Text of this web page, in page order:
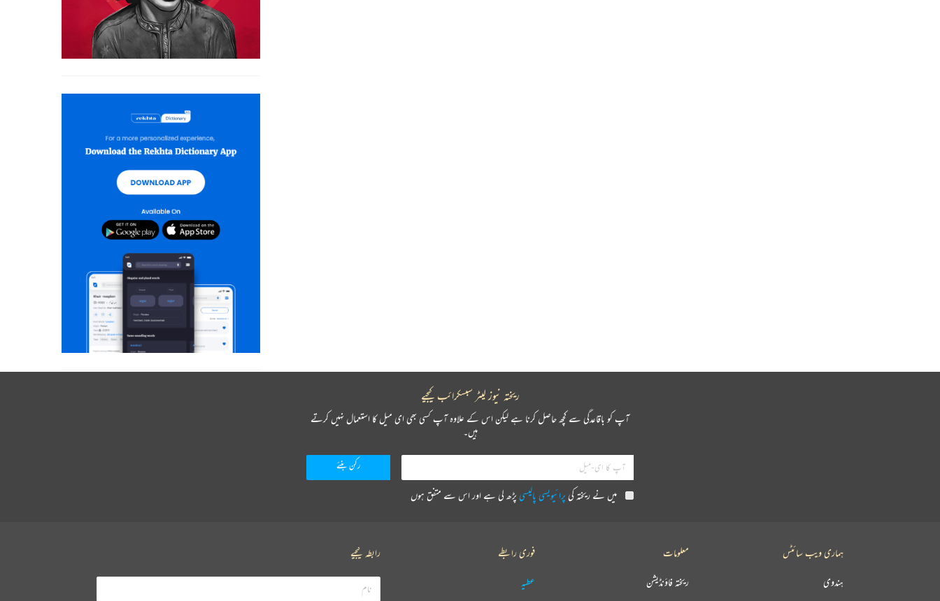
ریختہ نیوز لیٹر سبسکرائب کیجیے
آپ کو باقاعدگی سے کچھ حاصل کرنا ہے لیکن اس کے علاوہ آپ کسی بھی ای میل کا استعمال نہیں کرتے
ہیں۔
میں نے ریختہ کی پرائیویسی پالیسی پڑھ لی ہے اور اس سے متفق ہوں
فوری رابطے
عطیہ
معلومات
ریختہ فاؤنڈیشن
ہماری ویب سائٹس
ہندوی
رابطہ کیجیے